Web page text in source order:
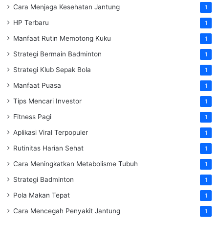
Cara Menjaga Kesehatan Jantung 1
HP Terbaru 1
Manfaat Rutin Memotong Kuku 1
Strategi Bermain Badminton 1
Strategi Klub Sepak Bola 1
Manfaat Puasa 1
Tips Mencari Investor 1
Fitness Pagi 1
Aplikasi Viral Terpopuler 1
Rutinitas Harian Sehat 1
Cara Meningkatkan Metabolisme Tubuh 1
Strategi Badminton 1
Pola Makan Tepat 1
Cara Mencegah Penyakit Jantung 1